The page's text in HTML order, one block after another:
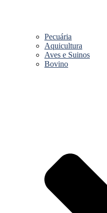
Pecuária
Aquicultura
Aves e Suinos
Bovino